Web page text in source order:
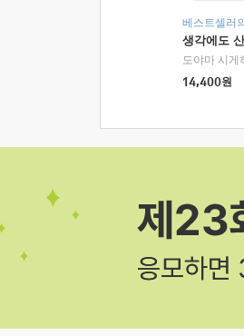
베스트셀러
생각에도
도야마 시게
14,400원